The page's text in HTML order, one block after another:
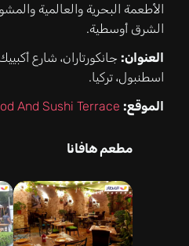
الأطعمة البحرية والعالمية
الشرق أوسطية.
العنوان:
اسطنبول، تركيا.
الموقع: And Sushi Terrace
مطعم هافانا